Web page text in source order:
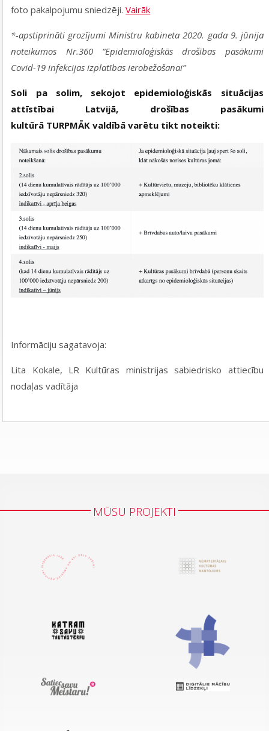
foto pakalpojumu sniedzēji.Vairāk
*-apstiprināti grozījumi Ministru kabineta 2020. gada 9. jūnija
noteikumos Nr.360 “Epidemioloģiskās drošības pasākumi
Covid-19 infekcijas izplatības ierobežošanai”
Soli pa solim, sekojot epidemioloģiskās situācijas
attīstībai Latvijā, drošības pasākumi
kultūrā TURPMĀK valdībā varētu tikt noteikti:
Informāciju sagatavoja:
Lita Kokale, LR Kultūras ministrijas sabiedrisko attiecību
nodaļas vadītāja
MŪSU PROJEKTI